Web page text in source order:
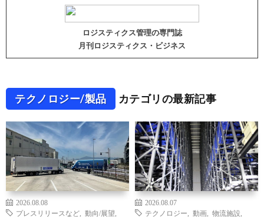
ロジスティクス管理の専門誌
月刊ロジスティクス・ビジネス
テクノロジー/製品 カテゴリの最新記事
2026.08.08
プレスリリースなど
動向/展望
2026.08.07
テクノロジー
動画 物流施設